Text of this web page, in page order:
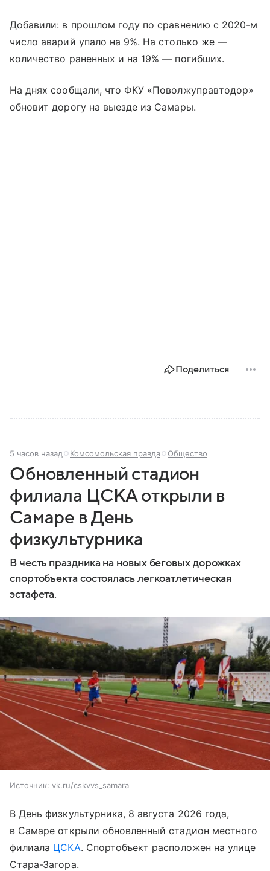
Добавили: в прошлом году по сравнению с 2020-м
число аварий упало на 9%. На столько же —
количество раненных и на 19% — погибших.
На днях сообщали, что ФКУ «Поволжуправтодор»
обновит дорогу на выезде из Самары.
Поделиться
5 часов назад Комсомольская правда Общество
Обновленный стадион
филиала ЦСКА открыли в
Самаре в День
физкультурника
В честь праздника на новых беговых дорожках
спортобъекта состоялась легкоатлетическая
эстафета.
Источник: vk.ru/cskvvs_samara
В День физкультурника, 8 августа 2026 года,
в Самаре открыли обновленный стадион местного
филиала ЦСКА. Спортобъект расположен на улице
Стара-Загора.